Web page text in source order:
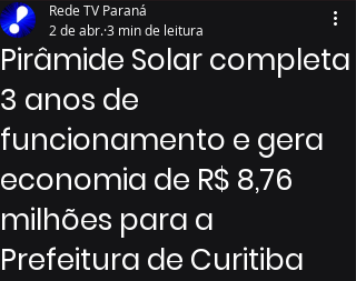
Pirâmide Solar completa
3 anos de
funcionamento e gera
economia de R$ 8,76
milhões para a
Prefeitura de Curitiba
Rede TV Paraná
2 de abr.3 min de leitura